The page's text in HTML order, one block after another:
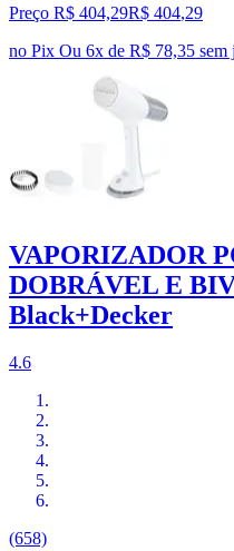
Preço R$ 404,29R$ 404,29
no Pix Ou 6x de R$ 78,35 sem
VAPORIZADOR
DOBRÁVEL E
Black+Decker
4.6
(658)